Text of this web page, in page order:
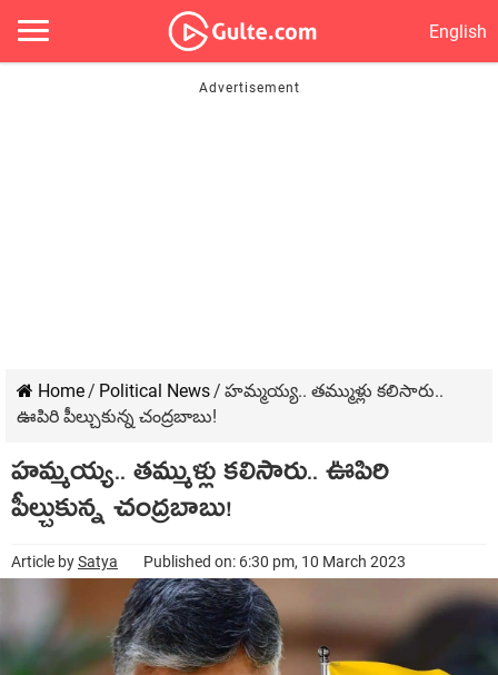
English
Home/ Political News/ హ‌మ్మ‌య్య‌.. త‌మ్ముళ్లు క‌లిసారు..
ఊపిరి పీల్చుకున్న చంద్ర‌బాబు!
హ‌మ్మ‌య్య‌.. త‌మ్ముళ్లు క‌లిసారు.. ఊపిరి
పీల్చుకున్న చంద్ర‌బాబు!
Article bySatya Published on: 6:30 pm, 10 March 2023